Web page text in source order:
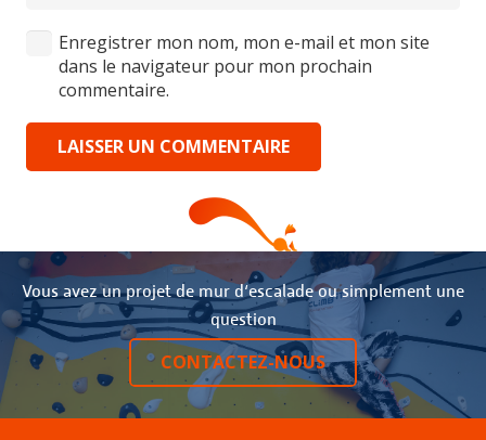
Enregistrer mon nom, mon e-mail et mon site
dans le navigateur pour mon prochain
commentaire.
LAISSER UN COMMENTAIRE
Vous avez un projet de mur d‘escalade ou simplement une
question
CONTACTEZ-NOUS